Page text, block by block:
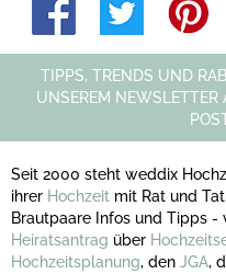
TIPPS, TRENDS UND
UNSEREM
Seit 2000 steht weddix
ihrer Hochzeit mit Rat und
Brautpaare Infos und Tipps -
Heiratsantrag über
Hochzeitsplanung, den JGA,